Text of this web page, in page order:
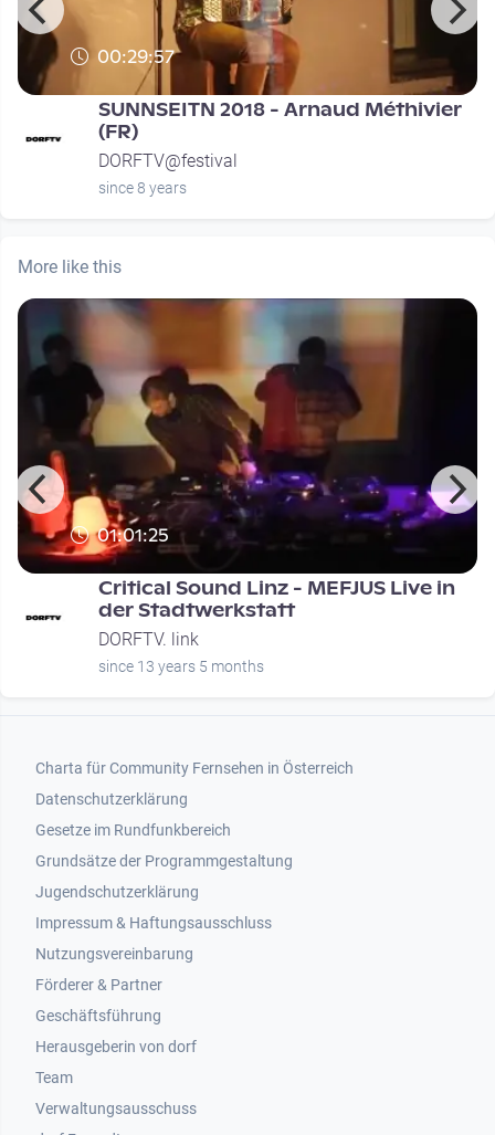
00:29:57
SUNNSEITN 2018 - Arnaud Méthivier
(FR)
DORFTV@festival
since 8 years
More like this
01:01:25
Critical Sound Linz - MEFJUS Live in
der Stadtwerkstatt
DORFTV. link
since 13 years 5 months
Footer 1
Charta für Community Fernsehen in Österreich
Datenschutzerklärung
Gesetze im Rundfunkbereich
Grundsätze der Programmgestaltung
Jugendschutzerklärung
Impressum & Haftungsausschluss
Nutzungsvereinbarung
Footer 2
Förderer & Partner
Geschäftsführung
Herausgeberin von dorf
Team
Verwaltungsausschuss